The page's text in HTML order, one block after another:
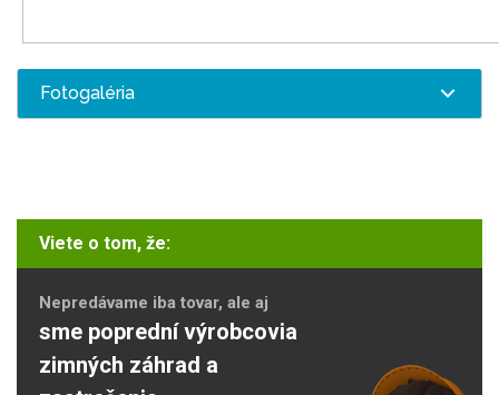
Fotogaléria
Viete o tom, že:
Nepredávame iba tovar, ale aj
sme poprední výrobcovia
zimných záhrad a